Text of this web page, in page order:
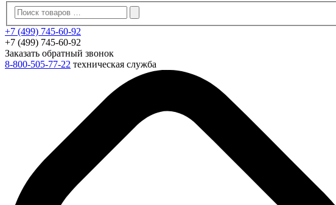
+7 (499) 745-60-92
+7 (499) 745-60-92
Заказать обратный звонок
8-800-505-77-22 техническая служба